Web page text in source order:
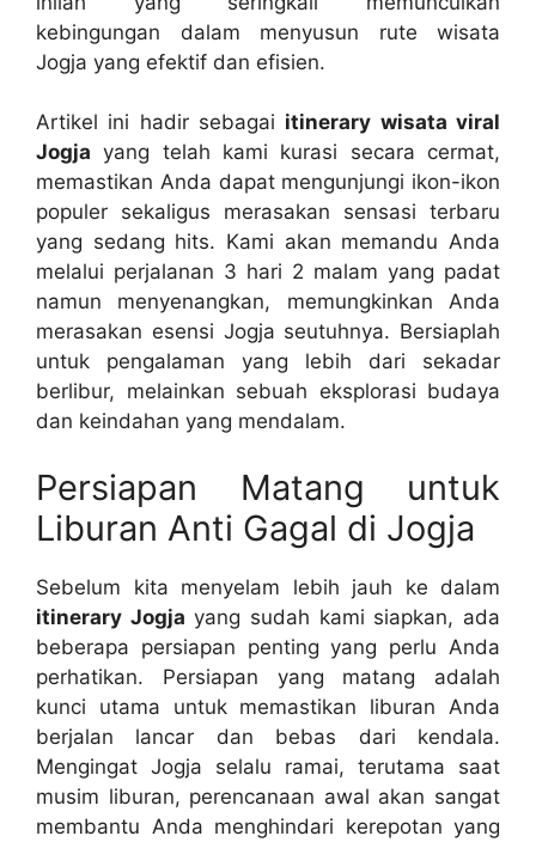
kebingungan dalam menyusun rute wisata
Jogja yang efektif dan efisien.
Artikel ini hadir sebagai itinerary wisata viral
Jogja yang telah kami kurasi secara cermat,
memastikan Anda dapat mengunjungi ikon-ikon
populer sekaligus merasakan sensasi terbaru
yang sedang hits. Kami akan memandu Anda
melalui perjalanan 3 hari 2 malam yang padat
namun menyenangkan, memungkinkan Anda
merasakan esensi Jogja seutuhnya. Bersiaplah
untuk pengalaman yang lebih dari sekadar
berlibur, melainkan sebuah eksplorasi budaya
dan keindahan yang mendalam.
Persiapan Matang untuk
Liburan Anti Gagal di Jogja
Sebelum kita menyelam lebih jauh ke dalam
itinerary Jogja yang sudah kami siapkan, ada
beberapa persiapan penting yang perlu Anda
perhatikan. Persiapan yang matang adalah
kunci utama untuk memastikan liburan Anda
berjalan lancar dan bebas dari kendala.
Mengingat Jogja selalu ramai, terutama saat
musim liburan, perencanaan awal akan sangat
membantu Anda menghindari kerepotan yang